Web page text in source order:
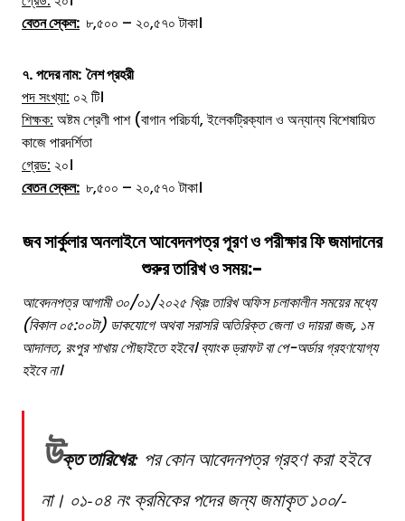
বেতন স্কেল: ৮,৫০০ – ২০,৫৭০ টাকা।
৭.পদের নাম: নৈশ প্রহরী
পদ সংখ্যা: ০২ টি।
শিক্ষক: অষ্টম শ্রেণী পাশ (বাগান পরিচর্যা, ইলেকট্রিক্যাল ও অন্যান্য বিশেষায়িত
কাজে পারদর্শিতা
গ্রেড: ২০।
বেতন স্কেল: ৮,৫০০ – ২০,৫৭০ টাকা।
জব সার্কুলারঅনলাইনে আবেদনপত্র পূরণ ও পরীক্ষার ফি জমাদানের
শুরুর তারিখ ও সময়:-
আবেদনপত্র আগামী ৩০/০১/২০২৫ খ্রিঃ তারিখ অফিস চলাকালীন সময়ের মধ্যে
(বিকাল ০৫:০০টা) ডাকযোগে অথবা সরাসরি অতিরিক্ত জেলা ও দায়রা জজ, ১ম
আদালত, রংপুর শাখায় পৌছাইতে হইবে। ব্যাংক ড্রাফট বা পে-অর্ডার গ্রহণযোগ্য
হইবে না।
উক্ত তারিখের: পর কোন আবেদনপত্র গ্রহণ করা হইবে
না। ০১-০৪ নং ক্রমিকের পদের জন্য জমাকৃত ১০০/-